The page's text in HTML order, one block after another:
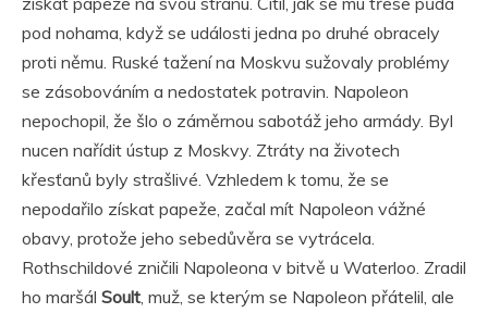
pod nohama, když se události jedna po druhé obracely
proti němu. Ruské tažení na Moskvu sužovaly problémy
se zásobováním a nedostatek potravin. Napoleon
nepochopil, že šlo o záměrnou sabotáž jeho armády. Byl
nucen nařídit ústup z Moskvy. Ztráty na životech
křesťanů byly strašlivé. Vzhledem k tomu, že se
nepodařilo získat papeže, začal mít Napoleon vážné
obavy, protože jeho sebedůvěra se vytrácela.
Rothschildové zničili Napoleona v bitvě u Waterloo. Zradil
ho maršál Soult , muž, se kterým se Napoleon přátelil, ale